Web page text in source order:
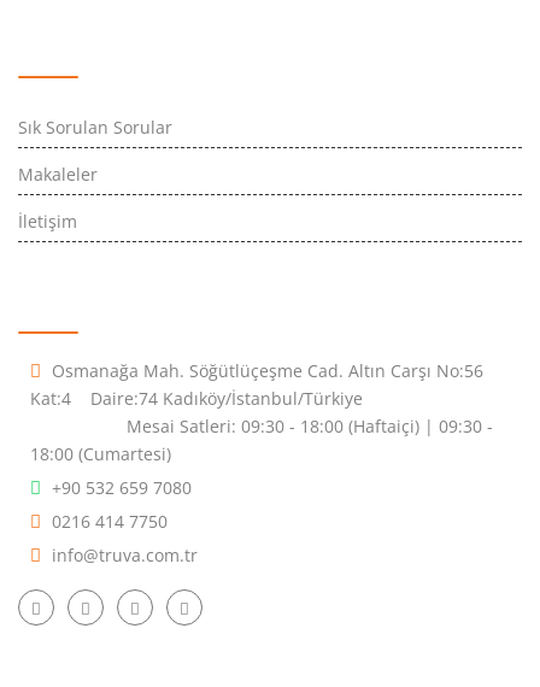
Sık Sorulan Sorular
Makaleler
İletişim
Osmanağa Mah. Söğütlüçeşme Cad. Altın Carşı No:56
Kat:4 Daire:74 Kadıköy/İstanbul/Türkiye
Mesai Satleri: 09:30 - 18:00 (Haftaiçi) | 09:30 -
18:00 (Cumartesi)
+90 532 659 7080
0216 414 7750
info@truva.com.tr